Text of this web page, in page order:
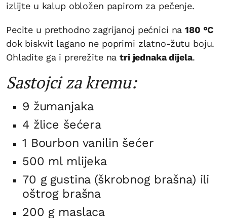
izlijte u kalup obložen papirom za pečenje.
Pecite u prethodno zagrijanoj pećnici na180 °C
dok biskvit lagano ne poprimi zlatno-žutu boju.
Ohladite ga i prerežite natri jednaka dijela.
Sastojci za kremu:
9 žumanjaka
4 žlice šećera
1 Bourbon vanilin šećer
500 ml mlijeka
70 g gustina (škrobnog brašna) ili
oštrog brašna
200 g maslaca